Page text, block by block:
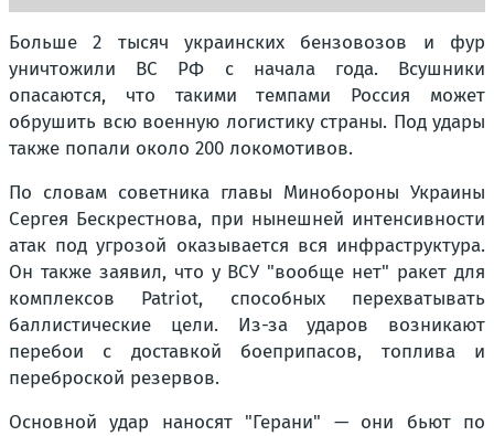
Больше 2 тысяч украинских бензовозов и фур
уничтожили ВС РФ с начала года. Всушники
опасаются, что такими темпами Россия может
обрушить всю военную логистику страны. Под удары
также попали около 200 локомотивов.
По словам советника главы Минобороны Украины
Сергея Бескрестнова, при нынешней интенсивности
атак под угрозой оказывается вся инфраструктура.
Он также заявил, что у ВСУ "вообще нет" ракет для
комплексов Patriot, способных перехватывать
баллистические цели. Из-за ударов возникают
перебои с доставкой боеприпасов, топлива и
переброской резервов.
Основной удар наносят "Герани" — они бьют по